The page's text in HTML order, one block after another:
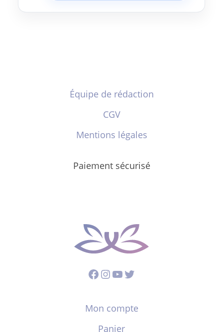
Équipe de rédaction
CGV
Mentions légales
Paiement sécurisé
Facebook
Instagram
YouTube
Twitter
Mon compte
Panier